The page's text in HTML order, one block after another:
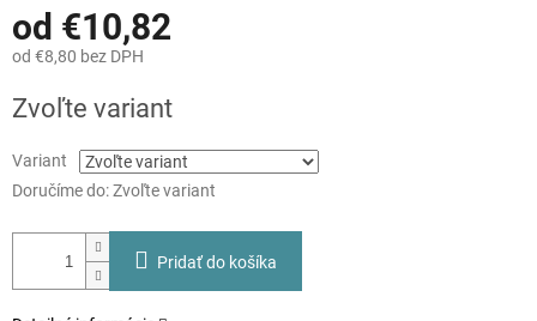
od €10,82
od €8,80 bez DPH
cena:
Zvoľte variant
Variant
Doručíme do:Zvoľte variant
Pridať do košíka